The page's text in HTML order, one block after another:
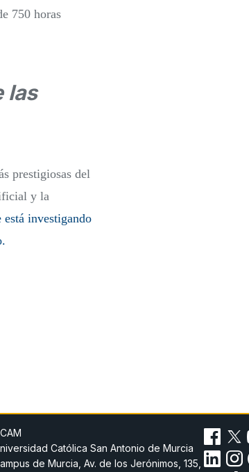
750 horas
las
prestigiosas del
y la
está investigando
Católica San Antonio de Murcia
de Murcia, Av. de los Jerónimos, 135,